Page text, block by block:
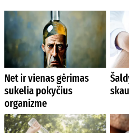
Net ir vienas gėrimas
sukelia pokyčius
organizme